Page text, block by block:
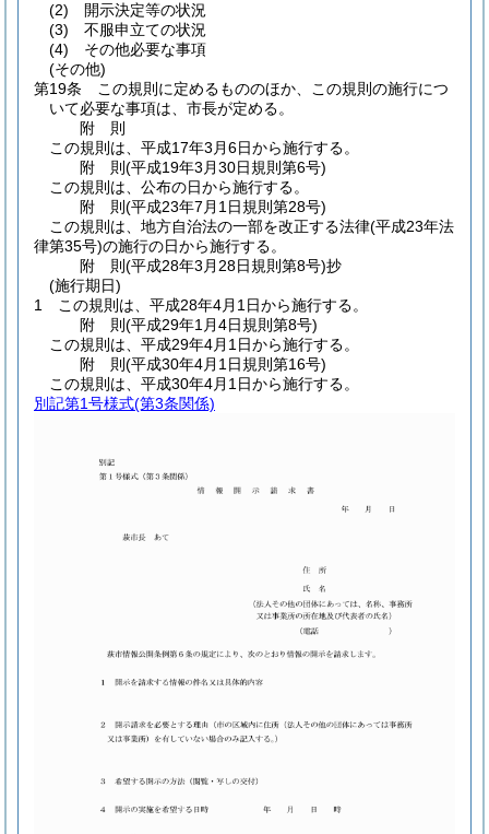
(2)
開示決定等の状況
(3)
不服申立ての状況
(4)
その他必要な事項
(その他)
第19条
この規則に定めるもののほか、この規則の施行につ
いて必要な事項は、市長が定める。
附 則
この規則は、平成17年3月6日から施行する。
附 則(平成19年3月30日規則第6号)
この規則は、公布の日から施行する。
附 則(平成23年7月1日規則第28号)
この規則は、地方自治法の一部を改正する法律(平成23年法
律第35号)の施行の日から施行する。
附 則(平成28年3月28日規則第8号)抄
(施行期日)
1
この規則は、平成28年4月1日から施行する。
附 則(平成29年1月4日規則第8号)
この規則は、平成29年4月1日から施行する。
附 則(平成30年4月1日規則第16号)
この規則は、平成30年4月1日から施行する。
別記第1号様式(第3条関係)